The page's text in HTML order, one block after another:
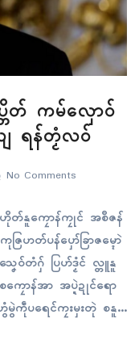
တိတ် ကမ်လှောဝ်
ရန်တၟံလဝ်
No Comments
ဟိုတ်နူကၠောန်ကၠုၚ် အစဳဇန်
တ်ပန်ပှော်ခြာဇမ္ၚောဲ
ေဝ်တံဂှ် ပြဟ်ဒၟံၚ် လ္တူနူ
ာန်အာ အပ္ဍဲဍုၚ်ရော
ကဵုပရေၚ်ကၠးမှးတုဲ စနူ